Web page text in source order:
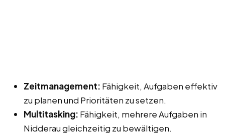
Zeitmanagement: Fähigkeit, Aufgaben effektiv
zu planen und Prioritäten zu setzen.
Multitasking: Fähigkeit, mehrere Aufgaben in
Nidderau gleichzeitig zu bewältigen.